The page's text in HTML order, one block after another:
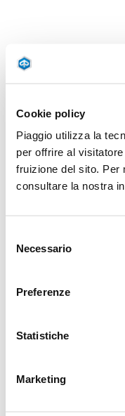
Cookie policy
Piaggio utilizza la
per offrire al
fruizione del sito. Per
consultare la nostra
delNecessario
Preferenze
Statistiche
Marketing